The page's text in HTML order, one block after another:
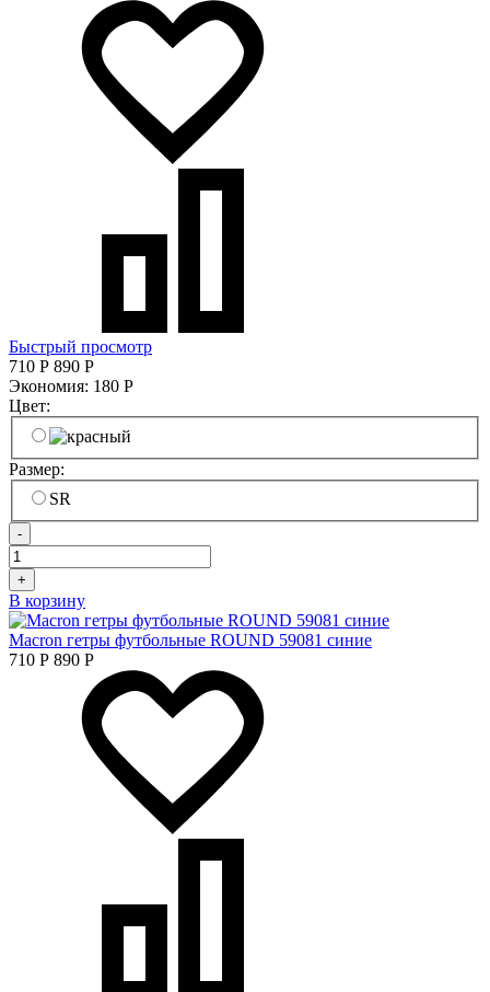
Быстрый просмотр
710 Р 890 Р
Экономия: 180 Р
Цвет:
Размер:
SR
-
+
В корзину
Macron гетры футбольные ROUND 59081 синие
710 Р 890 Р